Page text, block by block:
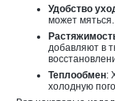
Удобство
может мяться.
добавляют в
Теплообмен:
холодную